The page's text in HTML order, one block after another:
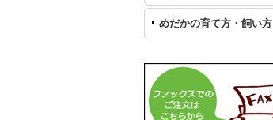
めだかの育て方・飼い方